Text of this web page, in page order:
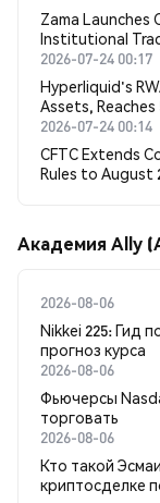
Zama Launches
Institutional
2026-07-24 00:17
Hyperliquid's
Assets, Reaches
2026-07-24 00:14
CFTC Extends
Rules to August
Академия Ally
2026-08-06
Nikkei 225: Гид
прогноз курса
2026-08-06
Фьючерсы
торговать
2026-08-06
Кто такой
криптосделке